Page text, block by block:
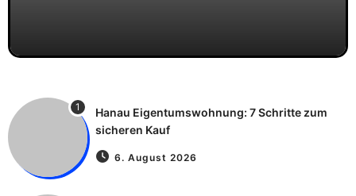
1
Hanau Eigentumswohnung: 7 Schritte zum
sicheren Kauf
6. August 2026